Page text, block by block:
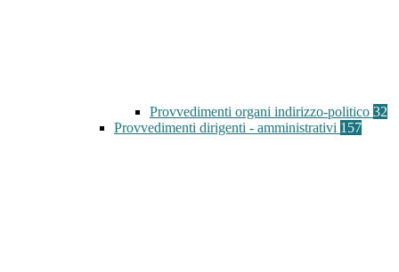
Provvedimenti organi indirizzo-politico 32
Provvedimenti dirigenti - amministrativi 157